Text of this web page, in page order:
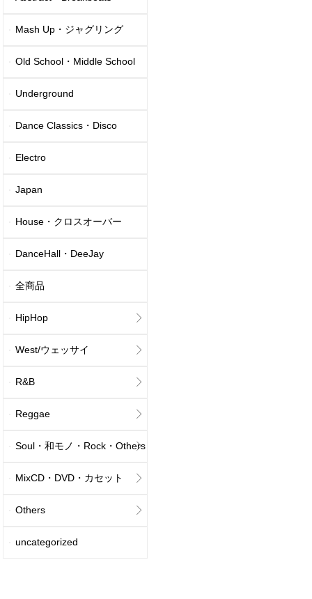
Mash Up・ジャグリング
Old School・Middle School
Underground
Dance Classics・Disco
Electro
Japan
House・クロスオーバー
DanceHall・DeeJay
全商品
HipHop
West/ウェッサイ
R&B
Reggae
Soul・和モノ・Rock・Others
MixCD・DVD・カセット
Others
uncategorized